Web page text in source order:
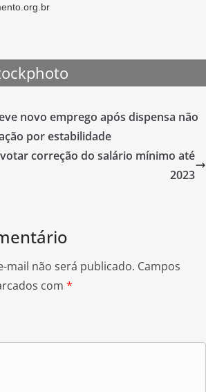
novo emprego após dispensa não
por estabilidade
correção do salário mínimo até
2023
mail não será publicado. Campos
com *